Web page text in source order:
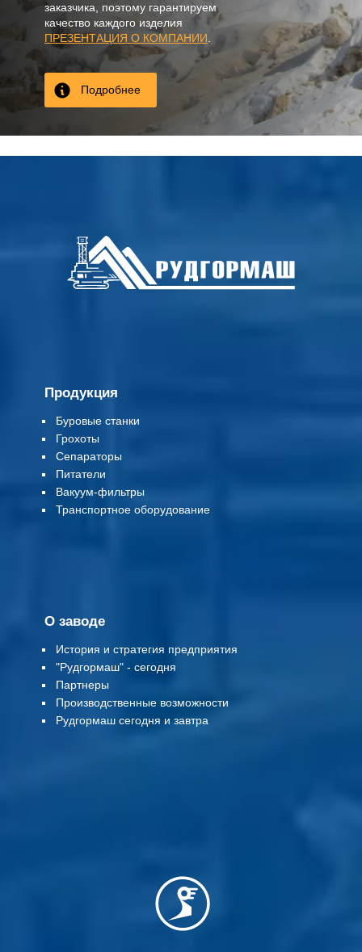
заказчика, поэтому гарантируем
качество каждого изделия
ПРЕЗЕНТАЦИЯ О КОМПАНИИ
Подробнее
Продукция
Буровые станки
Грохоты
Сепараторы
Питатели
Вакуум-фильтры
Транспортное оборудование
О заводе
История и стратегия предприятия
"Рудгормаш" - сегодня
Партнеры
Производственные возможности
Рудгормаш сегодня и завтра